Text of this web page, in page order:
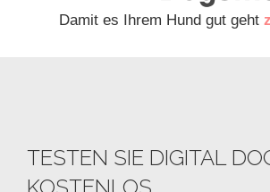
Damit es Ihrem Hund gut geht
TESTEN SIE DIGITAL
KOSTENLOS